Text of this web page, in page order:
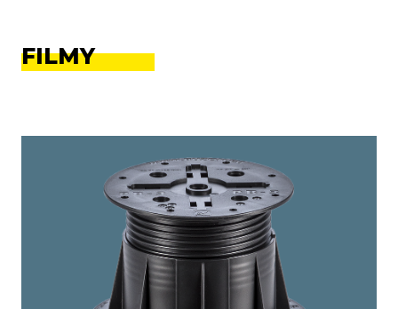
FILMY